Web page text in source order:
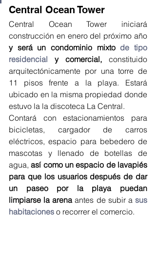
Central Ocean Tower
Central Ocean Tower iniciará
y será un condominio mixto de tipo
residencial y comercial, constituido
arquitectónicamente por una torre de
11 pisos frente a la playa. Estará
ubicado en la misma propiedad donde
estuvo la la discoteca La Central.
Contará con estacionamientos para
bicicletas, cargador de carros
eléctricos, espacio para bebedero de
mascotas y llenado de botellas de
agua, así como un espacio de lavapiés
para que los usuarios después de dar
un paseo por la playa puedan
limpiarse la arena antes de subir a sus
habitaciones o recorrer el comercio.